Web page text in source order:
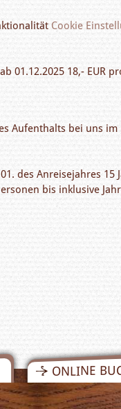
Cookie
01.12.2025 18,- EUR
Aufenthalts bei uns
des Anreisejahres
bis inklusive
ONLINE